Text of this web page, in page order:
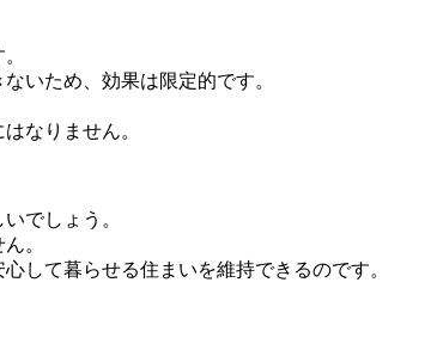
いため、効果は限定的です。
なりません。
でしょう。
。
して暮らせる住まいを維持できるのです。